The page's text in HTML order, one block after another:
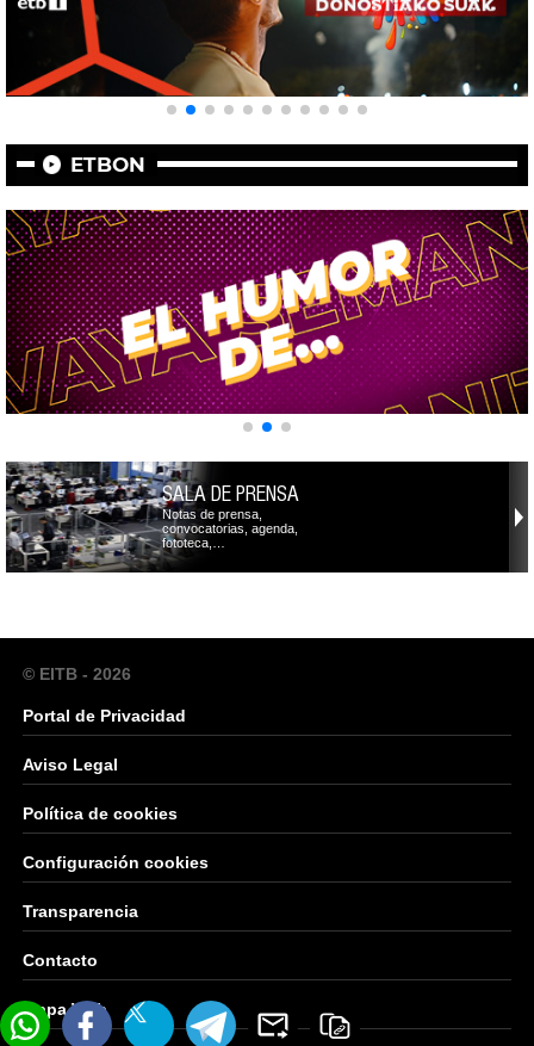
ETBON
SALA DE PRENSA
Notas de prensa,
convocatorias, agenda,
fototeca,…
© EITB - 2026
Portal de Privacidad
Aviso Legal
Política de cookies
Configuración cookies
Transparencia
Contacto
Mapa Web